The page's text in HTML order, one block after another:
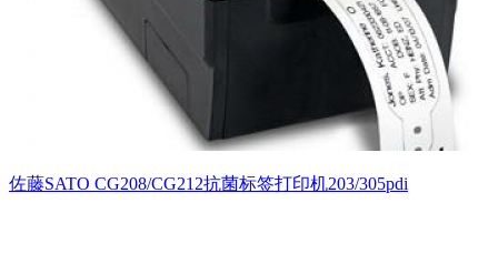
佐藤SATO CG208/CG212抗菌标签打印机203/305pdi